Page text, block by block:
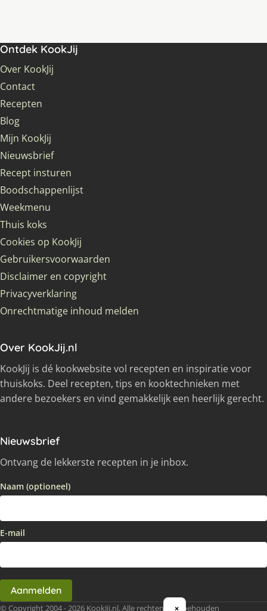
Ontdek KookJij
Over KookJij
Contact
Recepten
Blog
Mijn KookJij
Nieuwsbrief
Recept insturen
Boodschappenlijst
Weekmenu
Thuis koks
Cookies op KookJij
Gebruikersvoorwaarden
Disclaimer en copyright
Privacyverklaring
Onrechtmatige inhoud melden
Over KookJij.nl
KookJij is dé kookwebsite vol recepten en inspiratie voor
thuiskoks. Deel recepten, tips en kooktechnieken met
andere bezoekers en vind gemakkelijk een heerlijk gerecht.
Nieuwsbrief
Ontvang de lekkerste recepten in je inbox.
Naam (optioneel)
E-mail
Aanmelden
© Copyright 2004 - 2026 KookJij.nl, Alle rechten voorbehouden
×